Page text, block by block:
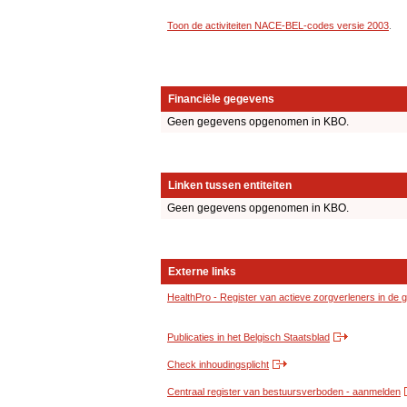
Toon de activiteiten NACE-BEL-codes versie 2003
Financiële gegevens
Geen gegevens opgenomen in KBO.
Linken tussen entiteiten
Geen gegevens opgenomen in KBO.
Externe links
HealthPro - Register van actieve zorgverleners in de
Publicaties in het Belgisch Staatsblad
Check inhoudingsplicht
Centraal register van bestuursverboden - aanmelden